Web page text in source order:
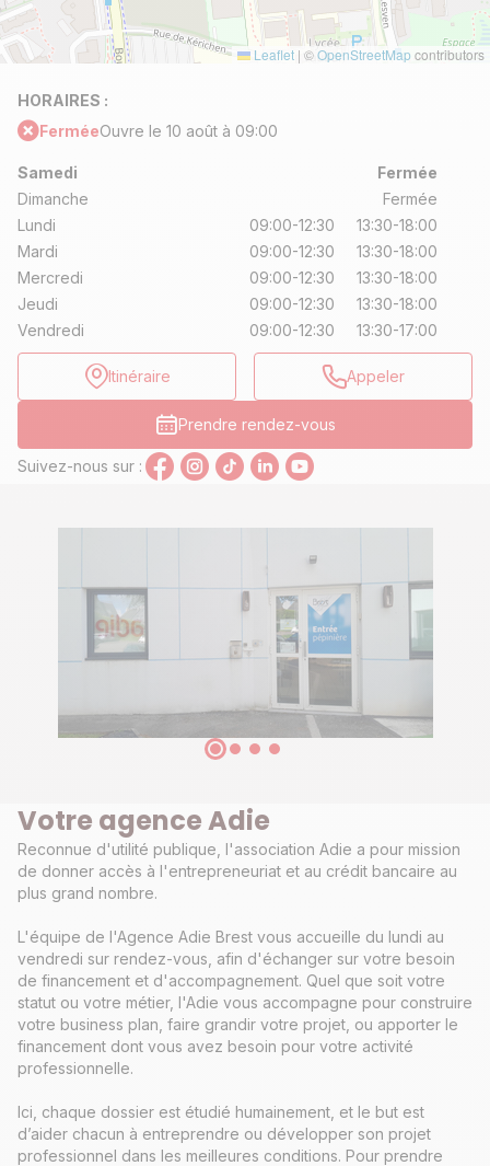
HORAIRES :
FerméeOuvre le 10 août à 09:00
Samedi
Fermée
Dimanche
Fermée
Lundi
09:00-12:30
13:30-18:00
Mardi
09:00-12:30
13:30-18:00
Mercredi
09:00-12:30
13:30-18:00
Jeudi
09:00-12:30
13:30-18:00
Vendredi
09:00-12:30 13:30-17:00
Itinéraire Appeler
Prendre rendez-vous
Suivez-nous sur :
Leaflet | ©OpenStreetMapcontributors
Votre agence Adie
Reconnue d'utilité publique, l'association Adie a pour mission
de donner accès à l'entrepreneuriat et au crédit bancaire au
plus grand nombre.
L'équipe de l'Agence Adie Brest vous accueille du lundi au
vendredi sur rendez-vous, afin d'échanger sur votre besoin
de financement et d'accompagnement. Quel que soit votre
statut ou votre métier, l'Adie vous accompagne pour construire
votre business plan, faire grandir votre projet, ou apporter le
financement dont vous avez besoin pour votre activité
professionnelle.
Ici, chaque dossier est étudié humainement, et le but est
d’aider chacun à entreprendre ou développer son projet
professionnel dans les meilleures conditions. Pour prendre